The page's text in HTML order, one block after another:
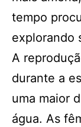
tempo
explorando
A
durante a
uma maior
água. As